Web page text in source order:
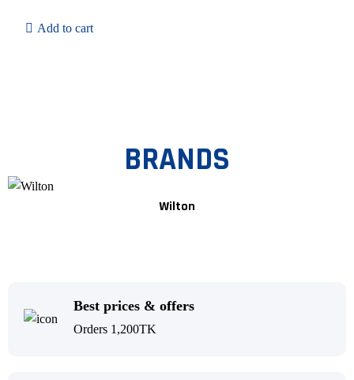
Add to cart
BRANDS
Wilton
Best prices & offers
Orders 1,200TK